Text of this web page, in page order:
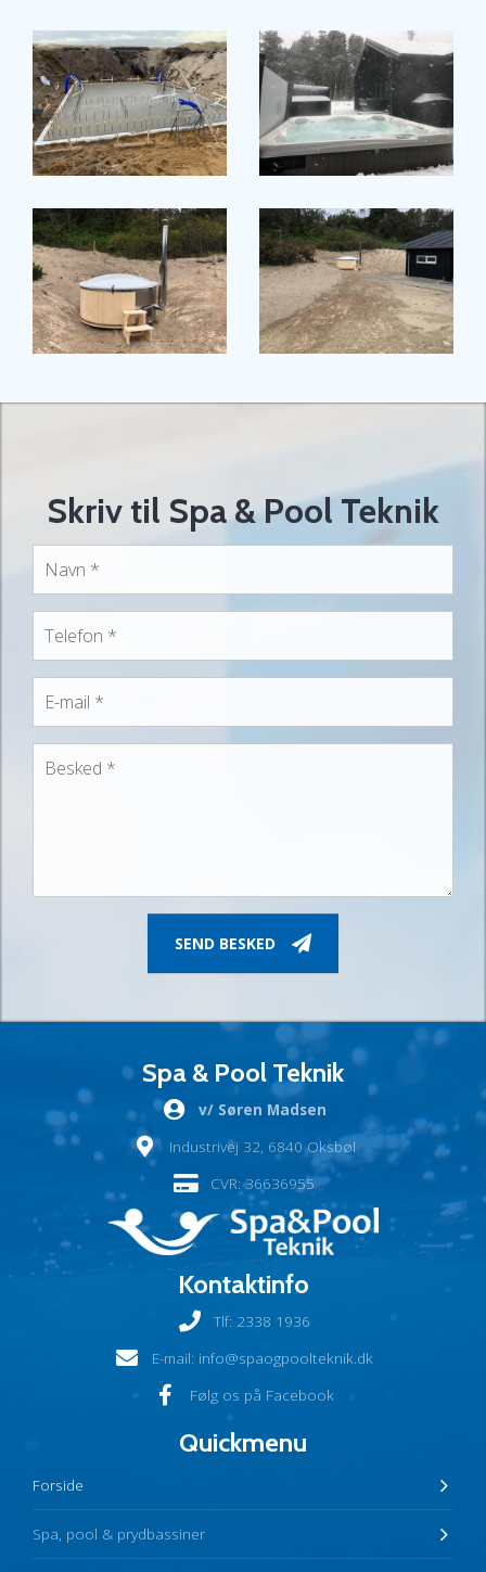
Skriv til Spa & Pool Teknik
NAVN
TELEFON
E-MAIL
SEND BESKED
Spa & Pool Teknik
v/ Søren Madsen
Industrivej 32, 6840 Oksbøl
CVR: 36636955
Kontaktinfo
Tlf: 2338 1936
E-mail: info@spaogpoolteknik.dk
Følg os på Facebook
Quickmenu
Forside
Spa, pool & prydbassiner